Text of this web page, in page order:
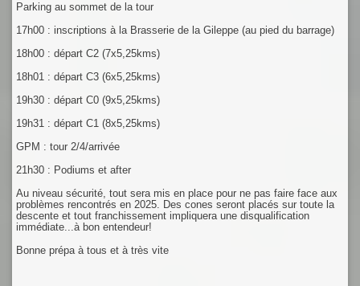
Parking au sommet de la tour
17h00 : inscriptions à la Brasserie de la Gileppe (au pied du barrage)
18h00 : départ C2 (7x5,25kms)
18h01 : départ C3 (6x5,25kms)
19h30 : départ C0 (9x5,25kms)
19h31 : départ C1 (8x5,25kms)
GPM : tour 2/4/arrivée
21h30 : Podiums et after
Au niveau sécurité, tout sera mis en place pour ne pas faire face aux
problèmes rencontrés en 2025. Des cones seront placés sur toute la
descente et tout franchissement impliquera une disqualification
immédiate...à bon entendeur!
Bonne prépa à tous et à très vite